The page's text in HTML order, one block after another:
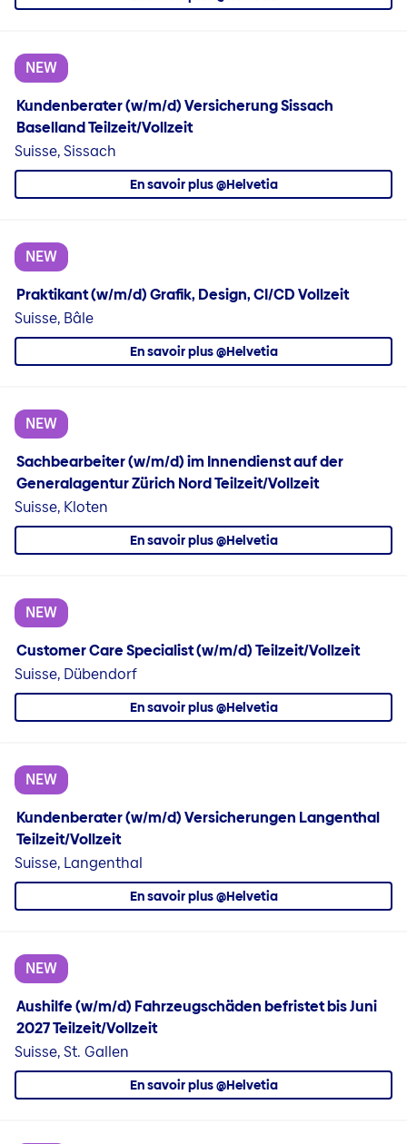
NEW
Kundenberater (w/m/d) Versicherung Sissach
Baselland Teilzeit/Vollzeit
Suisse, Sissach
En savoir plus @Helvetia
NEW
Praktikant (w/m/d) Grafik, Design, CI/CD Vollzeit
Suisse, Bâle
En savoir plus @Helvetia
NEW
Sachbearbeiter (w/m/d) im Innendienst auf der
Generalagentur Zürich Nord Teilzeit/Vollzeit
Suisse, Kloten
En savoir plus @Helvetia
NEW
Customer Care Specialist (w/m/d) Teilzeit/Vollzeit
Suisse, Dübendorf
En savoir plus @Helvetia
NEW
Kundenberater (w/m/d) Versicherungen Langenthal
Teilzeit/Vollzeit
Suisse, Langenthal
En savoir plus @Helvetia
NEW
Aushilfe (w/m/d) Fahrzeugschäden befristet bis Juni
2027 Teilzeit/Vollzeit
Suisse, St. Gallen
En savoir plus @Helvetia